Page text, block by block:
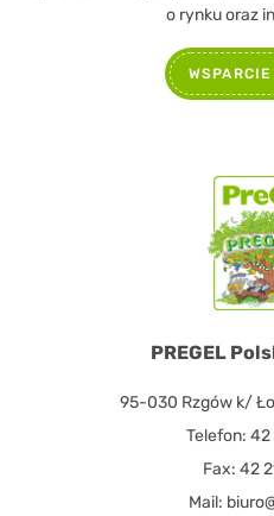
PREGEL
95-030 Rzgów k/
Telefon: 42
Fax: 42
Mail:
o rynku oraz